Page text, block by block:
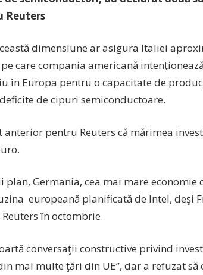
Reuters
dimensiune ar asigura Italiei
care compania americană
în Europa pentru o capacitate de
de cipuri semiconductoare.
anterior pentru Reuters că mărimea
plan, Germania, cea mai mare economie
europeană planificată de Intel, deşi
în octombrie.
conversaţii constructive privind
mai multe ţări din UE”, dar a refuzat să